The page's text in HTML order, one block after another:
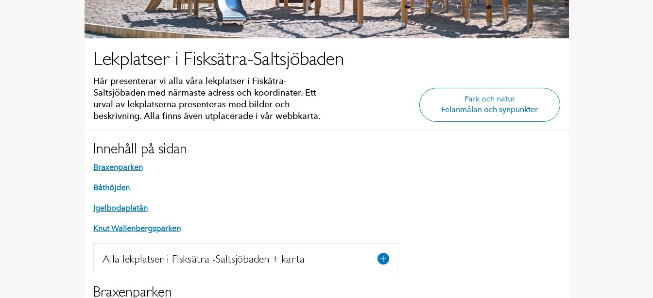
Lekplatser i Fisksätra-Saltsjöbaden
Här presenterar vi alla våra lekplatser i Fiskätra-
Saltsjöbaden med närmaste adress och koordinater. Ett
urval av lekplatserna presenteras med bilder och
beskrivning. Alla finns även utplacerade i vår webbkarta.
Park och natur
Felanmälan och synpunkter
Innehåll på sidan
Braxenparken
Båthöjden
Igelbodaplatån
Knut Wallenbergsparken
Alla lekplatser i Fisksätra -Saltsjöbaden + karta
Braxenparken